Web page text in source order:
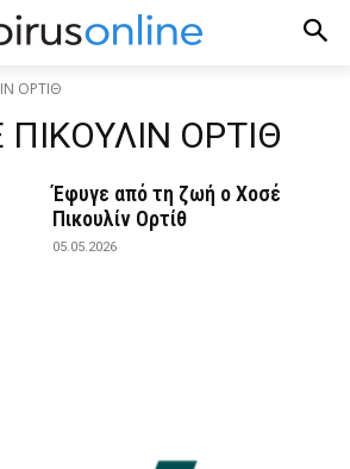
ΟΡΤΙΘ
ΟΡΤΙΘ
Έφυγε από τη ζωή ο Χοσέ
Πικουλίν Ορτίθ
05.05.2026